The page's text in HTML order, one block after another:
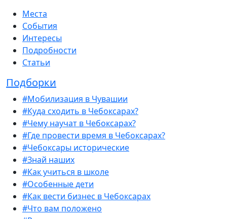
Места
События
Интересы
Подробности
Статьи
Подборки
#Мобилизация в Чувашии
#Куда сходить в Чебоксарах?
#Чему научат в Чебоксарах?
#Где провести время в Чебоксарах?
#Чебоксары исторические
#Знай наших
#Как учиться в школе
#Особенные дети
#Как вести бизнес в Чебоксарах
#Что вам положено